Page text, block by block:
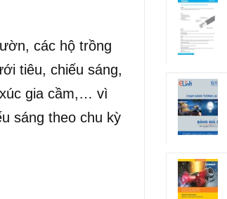
các hộ trồng
tiêu, chiếu sáng,
gia cầm,… vì
sáng theo chu kỳ